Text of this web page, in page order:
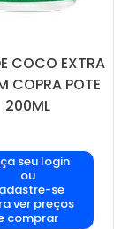
COCO EXTRA
COPRA POTE
200ML
seu login
ou
se
ver preços
comprar